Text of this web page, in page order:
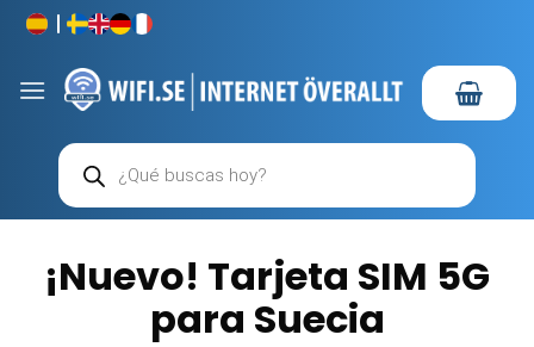
Saltar
contenido
Búsqueda
de
productos
¡Nuevo! Tarjeta SIM 5G
para Suecia